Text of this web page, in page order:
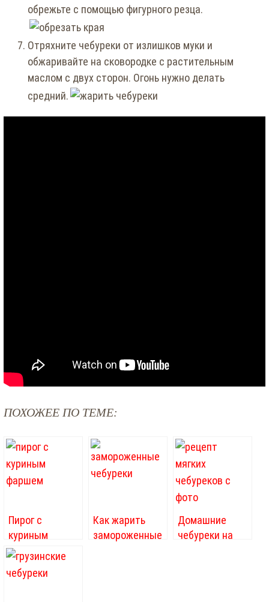
обрежьте с помощью фигурного резца.
Отряхните чебуреки от излишков муки и
обжаривайте на сковородке с растительным
маслом с двух сторон. Огонь нужно делать
средний.
ПОХОЖЕЕ ПО ТЕМЕ:
Пирог с
куриным
фаршем
Как жарить
замороженные
Домашние
чебуреки на